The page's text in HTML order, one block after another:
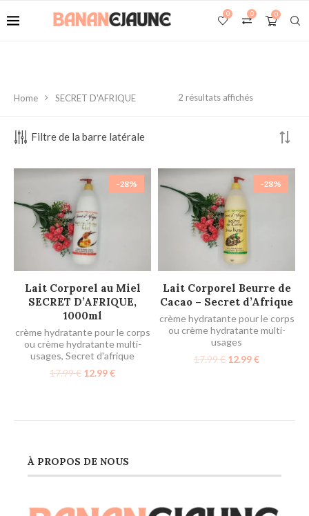
0
0
0
Home SECRET D'AFRIQUE 2 résultats affichés
Filtre de la barre latérale
-28%
AJOUTER AU PANIER
Lait Corporel au Miel
SECRET D’AFRIQUE,
1000ml
crème hydratante pour le corps
ou crème hydratante multi-
usages, Secret d'afrique
17.99€ 12.99€
-28%
AJOUTER AU PANIER
Lait Corporel Beurre de
Cacao – Secret d’Afrique
crème hydratante pour le corps
ou crème hydratante multi-
usages
17.99€ 12.99€
À PROPOS DE NOUS